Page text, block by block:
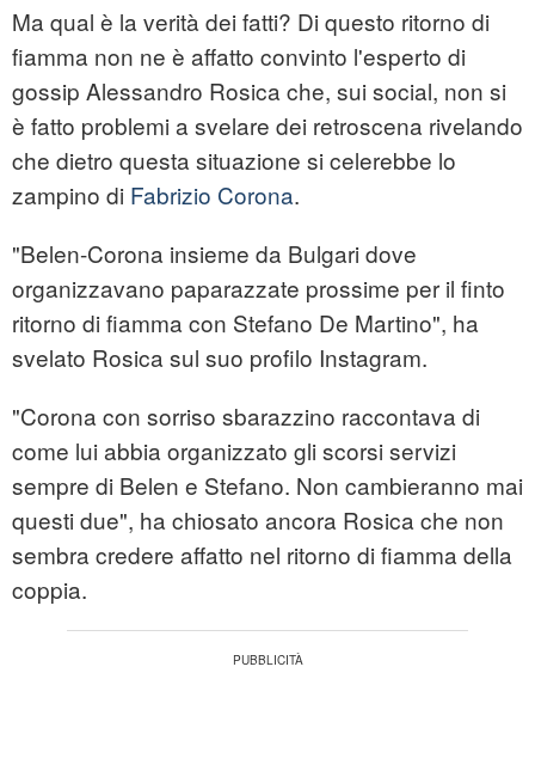
Ma qual è la verità dei fatti? Di questo ritorno di
fiamma non ne è affatto convinto l'esperto di
gossip Alessandro Rosica che, sui social, non si
è fatto problemi a svelare dei retroscena rivelando
che dietro questa situazione si celerebbe lo
zampino di Fabrizio Corona.
"Belen-Corona insieme da Bulgari dove
organizzavano paparazzate prossime per il finto
ritorno di fiamma con Stefano De Martino", ha
svelato Rosica sul suo profilo Instagram.
"Corona con sorriso sbarazzino raccontava di
come lui abbia organizzato gli scorsi servizi
sempre di Belen e Stefano. Non cambieranno mai
questi due", ha chiosato ancora Rosica che non
sembra credere affatto nel ritorno di fiamma della
coppia.